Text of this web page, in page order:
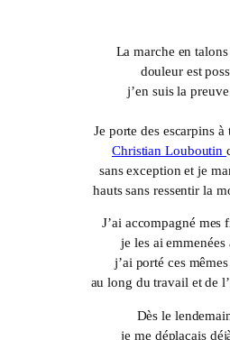
La marche en talons
douleur est
j’en suis la
Je porte des escarpins
Christian Louboutin
sans exception et je
hauts sans ressentir la
J’ai accompagné mes
je les ai emmenées
j’ai porté ces
au long du travail et de
Dès le
je me déplaçais